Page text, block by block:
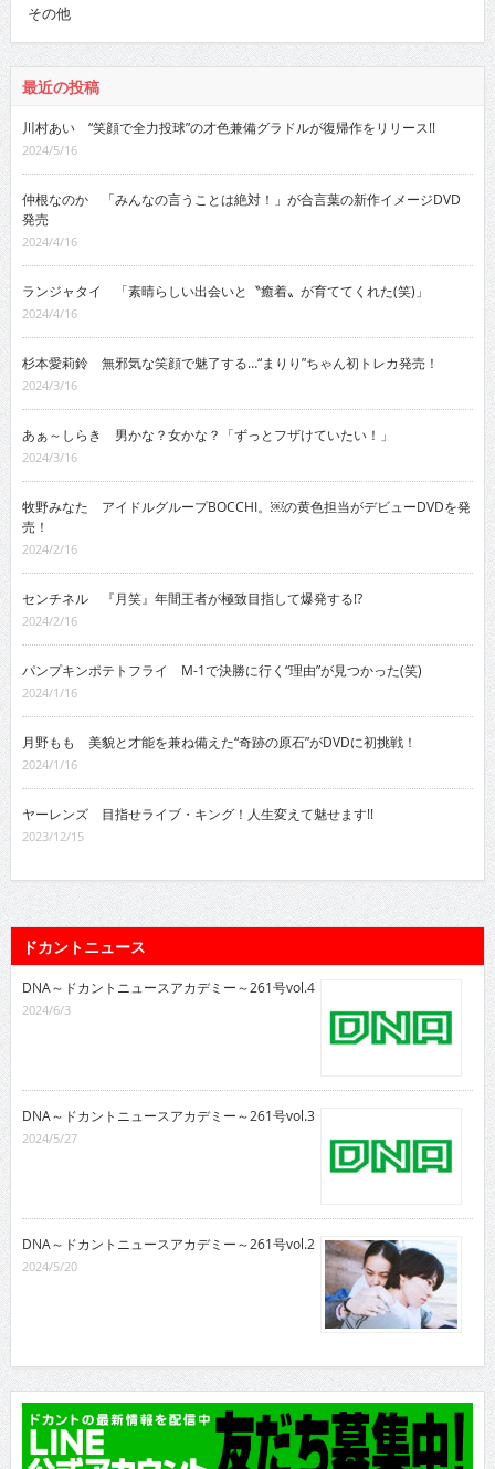
その他
最近の投稿
川村あい “笑顔で全力投球”の才色兼備グラドルが復帰作をリリース!!
2024/5/16
仲根なのか 「みんなの言うことは絶対！」が合言葉の新作イメージDVD
発売
2024/4/16
ランジャタイ 「素晴らしい出会いと〝癒着〟が育ててくれた(笑)」
2024/4/16
杉本愛莉鈴 無邪気な笑顔で魅了する…“まりり”ちゃん初トレカ発売！
2024/3/16
あぁ～しらき 男かな？女かな？「ずっとフザけていたい！」
2024/3/16
牧野みなた アイドルグループBOCCHI。￼の黄色担当がデビューDVDを発
売！
2024/2/16
センチネル 『月笑』年間王者が極致目指して爆発する!?
2024/2/16
パンプキンポテトフライ M-1で決勝に行く“理由”が見つかった(笑)
2024/1/16
月野もも 美貌と才能を兼ね備えた“奇跡の原石”がDVDに初挑戦！
2024/1/16
ヤーレンズ 目指せライブ・キング！人生変えて魅せます!!
2023/12/15
ドカントニュース
DNA～ドカントニュースアカデミー～261号vol.4
2024/6/3
DNA～ドカントニュースアカデミー～261号vol.3
2024/5/27
DNA～ドカントニュースアカデミー～261号vol.2
2024/5/20